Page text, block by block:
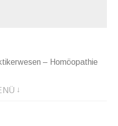
– Homöopathie